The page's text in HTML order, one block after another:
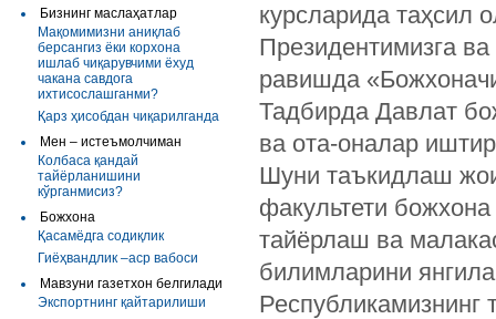
Бизнинг маслаҳатлар
Мақомимизни аниқлаб
берсангиз ёки корхона
ишлаб чиқарувчими ёхуд
чакана савдога
ихтисослашганми?
Қарз ҳисобдан чиқарилганда
Мен – истеъмолчиман
Колбаса қандай
тайёрланишини
кўрганмисиз?
Божхона
Қасамёдга содиқлик
Гиёҳвандлик –аср вабоси
Мавзуни газетхон белгилади
Экспортнинг қайтарилиши
курсларида таҳсил
Президентимизга
равишда
Тадбирда Давлат
ва ота-оналар
Шуни таъкидлаш
факультети
тайёрлаш ва
билимларини
Республикамизнинг